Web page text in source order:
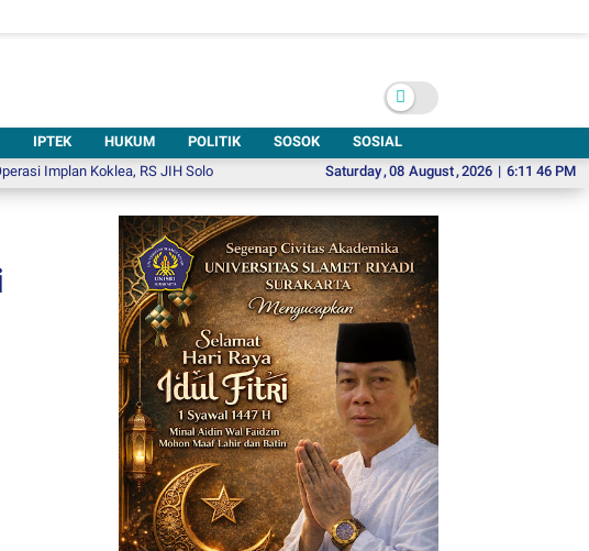
IPTEK HUKUM POLITIK SOSOK
SOSIAL
Saturday,08 August,2026 | 6:11 48 PM
Koklea, RS JIH Solo Buka Harapan bagi Anak dengan Gangguan Pendengaran Resmi